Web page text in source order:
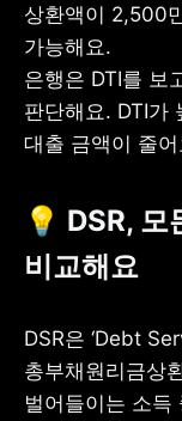
상환액이 2,500
가능해요.
은행은 DTI를 보
판단해요. DTI가
대출 금액이 줄어
💡 DSR, 모
비교해요
DSR은 ‘Debt
총부채원리금상
벌어들이는 소득